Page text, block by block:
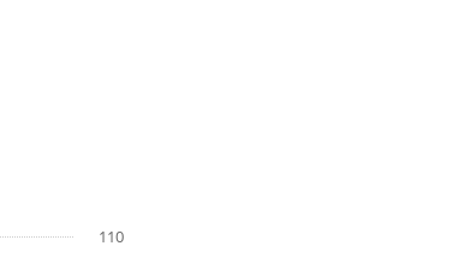
110